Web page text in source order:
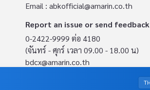
Email : abkofficial@amarin.co.th
Report an issue or send feedback
0-2422-9999 ต่อ 4180
(จันทร์ - ศุกร์ เวลา 09.00 - 18.00 น)
bdcx@amarin.co.th
TH